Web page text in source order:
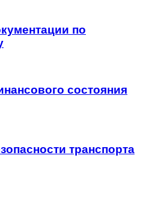
по
состояния
транспорта